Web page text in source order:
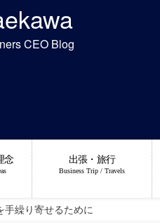
CEO Blog
念 出張・旅行
Business Trip / Travels
手繰り寄せるために